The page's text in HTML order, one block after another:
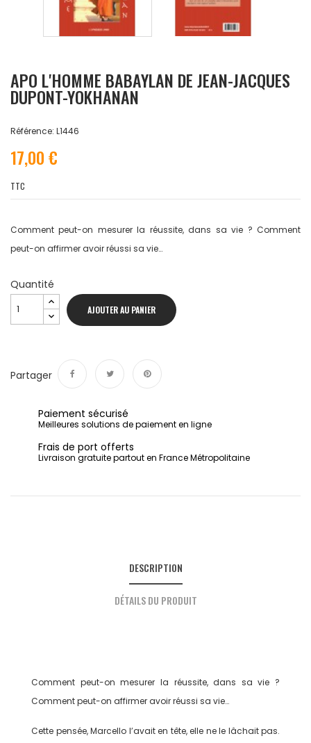
APO L'HOMME BABAYLAN DE JEAN-JACQUES
DUPONT-YOKHANAN
Référence: L1446
17,00 €
TTC
Comment peut-on mesurer la réussite, dans sa vie ? Comment
peut-on affirmer avoir réussi sa vie…
Quantité
AJOUTER AU PANIER
Partager
Paiement sécurisé
Meilleures solutions de paiement en ligne
Frais de port offerts
Livraison gratuite partout en France Métropolitaine
DESCRIPTION
DÉTAILS DU PRODUIT
Comment peut-on mesurer la réussite, dans sa vie ?
Comment peut-on affirmer avoir réussi sa vie…
Cette pensée, Marcello l’avait en tête, elle ne le lâchait pas.